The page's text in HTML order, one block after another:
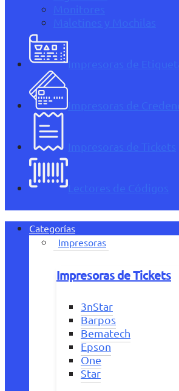
Monitores
Maletines y Mochilas
Impresoras de
Impresoras de
Impresoras de Tickets
Lectores de Códigos
Categorías
Impresoras
Impresoras de Tickets
3nStar
Barpos
Bematech
Epson
One
Star